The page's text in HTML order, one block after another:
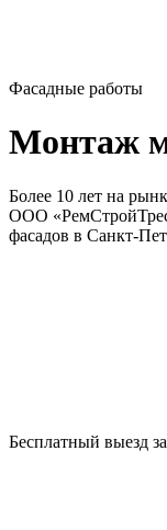
Фасадные работы
Монтаж
Более 10 лет на
ООО
фасадов в Санкт-
Бесплатный выезд